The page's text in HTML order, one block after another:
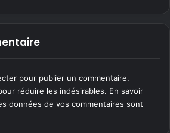
pour publier un commentaire.
réduire les indésirables. En savoir
données de vos commentaires sont